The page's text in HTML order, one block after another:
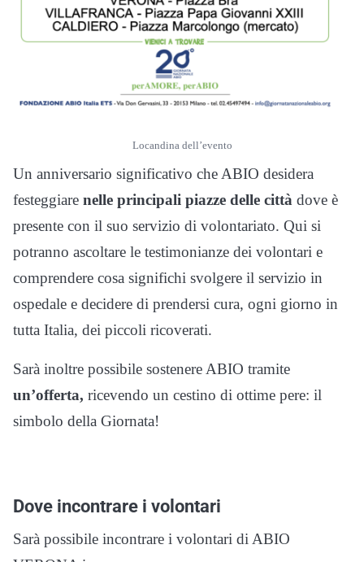
Locandina dell’evento
Un anniversario significativo che ABIO desidera
festeggiare nelle principali piazze delle città dove è
presente con il suo servizio di volontariato. Qui si
potranno ascoltare le testimonianze dei volontari e
comprendere cosa significhi svolgere il servizio in
ospedale e decidere di prendersi cura, ogni giorno in
tutta Italia, dei piccoli ricoverati.
Sarà inoltre possibile sostenere ABIO tramite
un’offerta, ricevendo un cestino di ottime pere: il
simbolo della Giornata!
Dove incontrare i volontari
Sarà possibile incontrare i volontari di ABIO